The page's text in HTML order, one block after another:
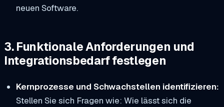
neuen Software.
3. Funktionale Anforderungen und
Integrationsbedarf festlegen
Kernprozesse und Schwachstellen identifizieren:
Stellen Sie sich Fragen wie: Wie lässt sich die